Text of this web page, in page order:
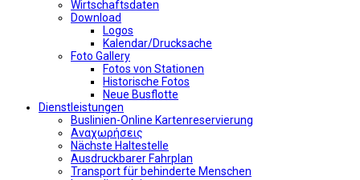
Wirtschaftsdaten
Download
Logos
Kalendar/Drucksache
Foto Gallery
Fotos von Stationen
Historische Fotos
Neue Busflotte
Dienstleistungen
Buslinien-Online Kartenreservierung
Αναχωρήσεις
Nächste Haltestelle
Αusdruckbarer Fahrplan
Transport für behinderte Menschen